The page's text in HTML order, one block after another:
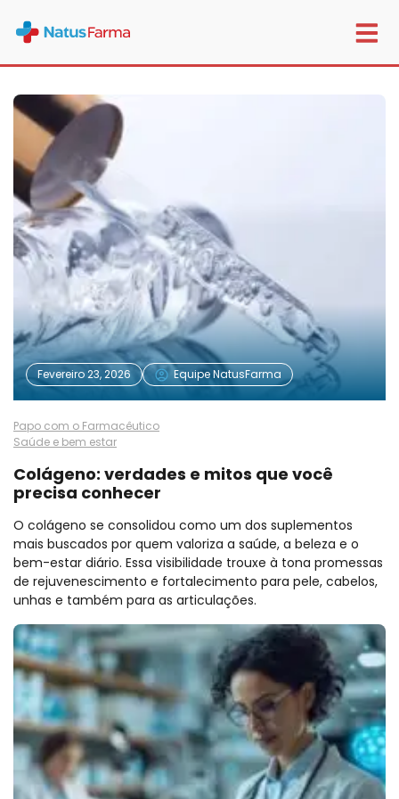
Fevereiro 23, 2026 Equipe NatusFarma
Papo com o Farmacêutico
Saúde e bem estar
Colágeno: verdades e mitos que você
precisa conhecer
O colágeno se consolidou como um dos suplementos
mais buscados por quem valoriza a saúde, a beleza e o
bem-estar diário. Essa visibilidade trouxe à tona promessas
de rejuvenescimento e fortalecimento para pele, cabelos,
unhas e também para as articulações.